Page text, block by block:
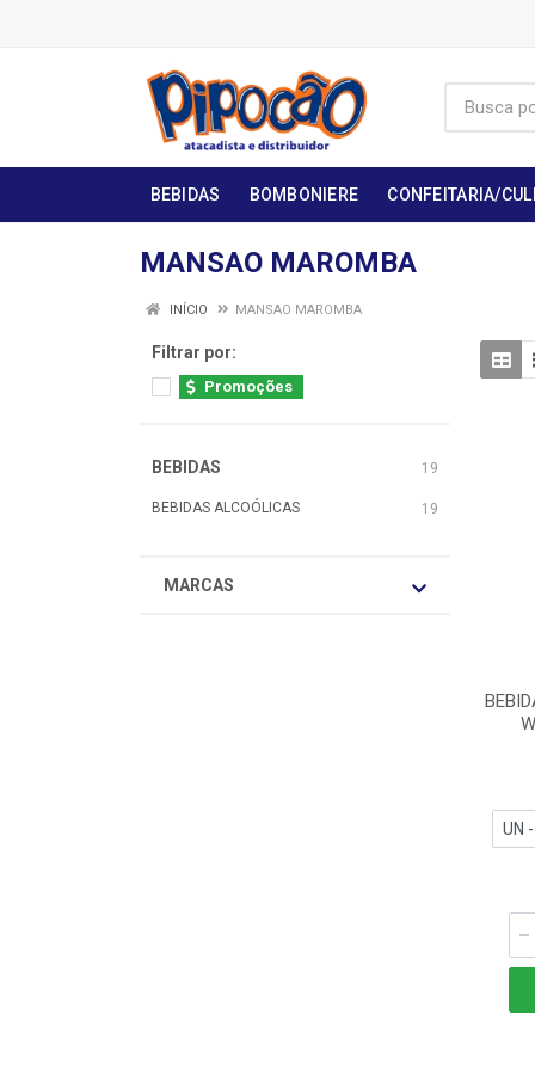
BEBIDAS BOMBONIERE CONFEITARIA/
MANSAO MAROMBA
INÍCIO MANSAO MAROMBA
Filtrar por:
Promoções
BEBIDAS 19
BEBIDAS ALCOÓLICAS 19
MARCAS